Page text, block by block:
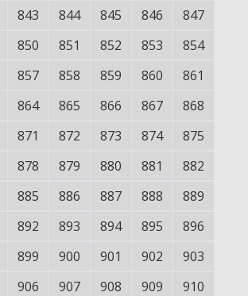
843 844 845 846
847
850 851 852 853
854
857 858 859 860
861
864 865 866 867
868
871 872 873 874
875
878 879 880 881
882
885 886 887 888
889
892 893 894 895
896
899 900 901 902
903
906 907 908 909
910